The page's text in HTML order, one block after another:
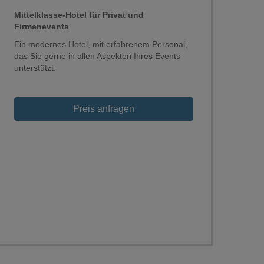
Mittelklasse-Hotel für Privat und
Firmenevents
Ein modernes Hotel, mit erfahrenem Personal,
das Sie gerne in allen Aspekten Ihres Events
unterstützt.
Preis anfragen